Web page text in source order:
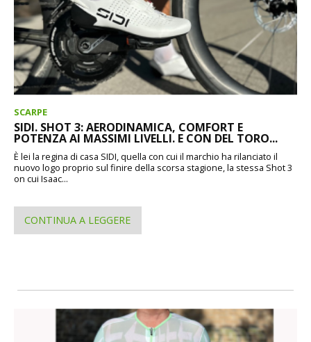
SCARPE
SIDI. SHOT 3: AERODINAMICA, COMFORT E
POTENZA AI MASSIMI LIVELLI. E CON DEL TORO...
È lei la regina di casa SIDI, quella con cui il marchio ha rilanciato il
nuovo logo proprio sul finire della scorsa stagione, la stessa Shot 3
on cui Isaac...
CONTINUA A LEGGERE